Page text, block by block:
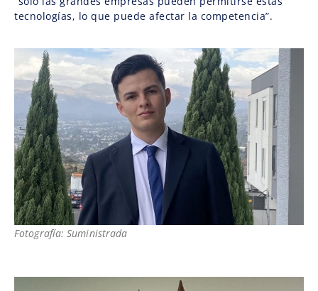
tecnologías, lo que puede afectar la competencia”.
Fotografía: Suministrada